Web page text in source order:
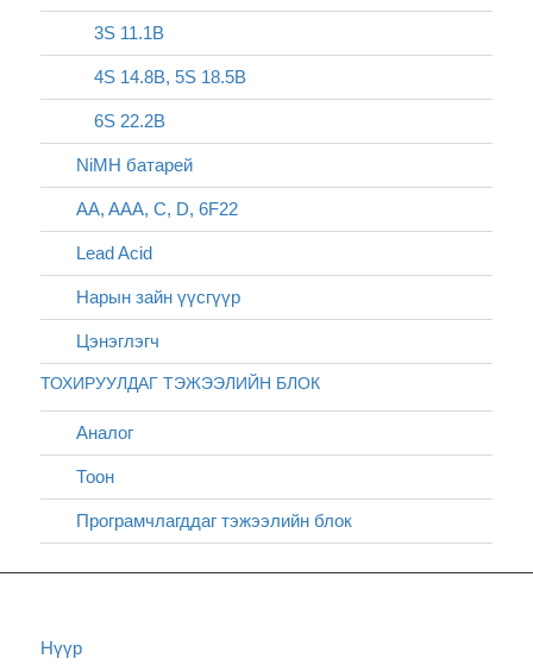
3S 11.1В
4S 14.8В, 5S 18.5В
6S 22.2В
NiMH батарей
AA, AAA, C, D, 6F22
Lead Acid
Нарын зайн үүсгүүр
Цэнэглэгч
ТОХИРУУЛДАГ ТЭЖЭЭЛИЙН БЛОК
Аналог
Тоон
Програмчлагддаг тэжээлийн блок
Нүүр